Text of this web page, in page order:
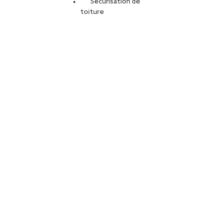
Sécurisation de
toiture